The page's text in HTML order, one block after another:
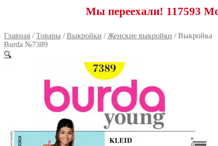
Мы переехали! 117593 Москва,
Главная /Товары /Выкройки /Женские выкройки /Выкройка
Burda №7389
🔍